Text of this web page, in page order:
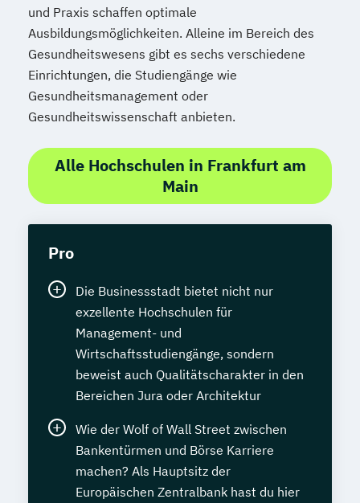
und Praxis schaffen optimale
Ausbildungsmöglichkeiten. Alleine im Bereich des
Gesundheitswesens gibt es sechs verschiedene
Einrichtungen, die Studiengänge wie
Gesundheitsmanagement oder
Gesundheitswissenschaft anbieten.
Alle Hochschulen in Frankfurt am
Main
Pro
Die Businessstadt bietet nicht nur
exzellente Hochschulen für
Management- und
Wirtschaftsstudiengänge, sondern
beweist auch Qualitätscharakter in den
Bereichen Jura oder Architektur
Wie der Wolf of Wall Street zwischen
Bankentürmen und Börse Karriere
machen? Als Hauptsitz der
Europäischen Zentralbank hast du hier